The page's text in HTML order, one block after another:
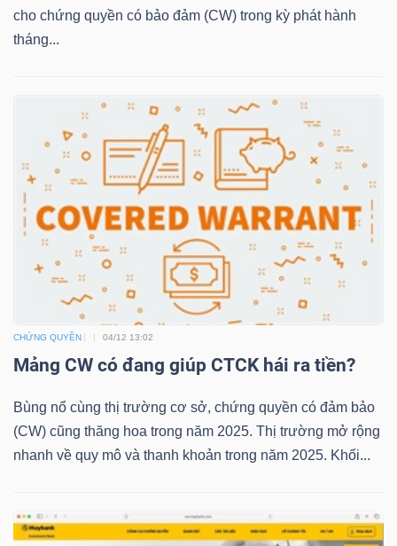
cho chứng quyền có bảo đảm (CW) trong kỳ phát hành
tháng...
CHỨNG QUYỀN 04/12 13:02
Mảng CW có đang giúp CTCK hái ra tiền?
Bùng nổ cùng thị trường cơ sở, chứng quyền có đảm bảo
(CW) cũng thăng hoa trong năm 2025. Thị trường mở rộng
nhanh về quy mô và thanh khoản trong năm 2025. Khối...
CỔ
PHIẾU
PHÁI
PHIẾU
CỤ